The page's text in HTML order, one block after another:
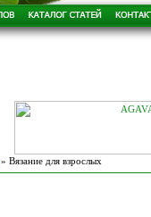
» Вязание для взрослых